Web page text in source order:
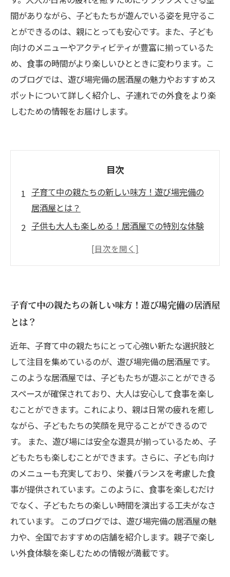
間がありながら、子どもたちが遊んでいる姿を見守るこ
とができるのは、親にとっても安心です。また、子ども
向けのメニューやアクティビティが豊富に揃っているた
め、食事の時間がより楽しいひとときに変わります。こ
のブログでは、遊び場完備の居酒屋の魅力やおすすめス
ポットについて詳しく紹介し、子連れでの外食をより楽
しむための情報をお届けします。
目次
子育て中の親たちの新しい味方！遊び場完備の
居酒屋とは？
子供も大人も楽しめる！居酒屋での特別な体験
安心して楽しむ食事！子ども向けメニューの魅
家族で楽しむ外食！おすすめの遊び場完備居酒
屋
楽しい思い出を作る！居酒屋での親子の絆
子育て中の親たちの新しい味方！遊び場完備の居酒屋
とは？
近年、子育て中の親たちにとって心強い新たな選択肢と
して注目を集めているのが、遊び場完備の居酒屋です。
このような居酒屋では、子どもたちが遊ぶことができる
スペースが確保されており、大人は安心して食事を楽し
むことができます。これにより、親は日常の疲れを癒し
ながら、子どもたちの笑顔を見守ることができるので
す。 また、遊び場には安全な遊具が揃っているため、子
どもたちも楽しむことができます。さらに、子ども向け
のメニューも充実しており、栄養バランスを考慮した食
事が提供されています。このように、食事を楽しむだけ
でなく、子どもたちの楽しい時間を演出する工夫がなさ
れています。 このブログでは、遊び場完備の居酒屋の魅
力や、全国でおすすめの店舗を紹介します。親子で楽し
い外食体験を楽しむための情報が満載です。